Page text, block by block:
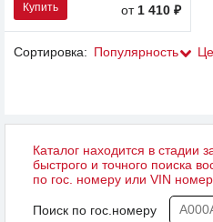
Купить от 1 410 ₽
Сортировка: Популярность
Каталог находится в стадии
быстрого и точного поиска
по гос. номеру или VIN
Поиск по гос.номеру